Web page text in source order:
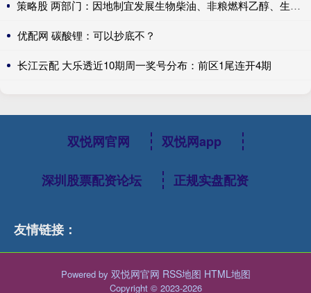
策略股 两部门：因地制宜发展生物柴油、非粮燃料乙醇、生物航空煤油
优配网 碳酸锂：可以抄底不？
长江云配 大乐透近10期周一奖号分布：前区1尾连开4期
双悦网官网 双悦网app
深圳股票配资论坛 正规实盘配资
友情链接：
Powered by 双悦网官网 RSS地图 HTML地图
Copyright © 2023-2026